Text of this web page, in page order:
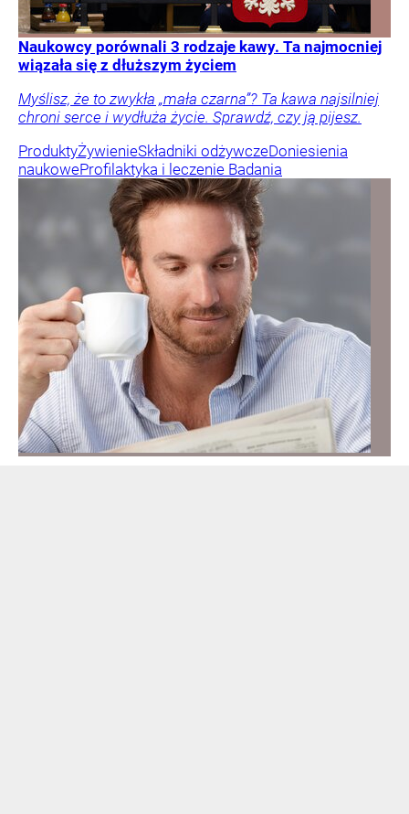
Naukowcy porównali 3 rodzaje kawy. Ta najmocniej
wiązała się z dłuższym życiem
Myślisz, że to zwykła „mała czarna”? Ta kawa najsilniej
chroni serce i wydłuża życie. Sprawdź, czy ją pijesz.
ProduktyŻywienieSkładniki odżywczeDoniesienia
naukoweProfilaktyka i leczenie Badania